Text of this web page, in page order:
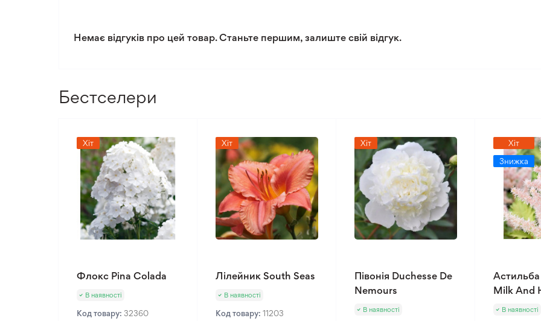
Немає відгуків про цей товар. Станьте першим, залиште свій відгук.
Бестселери
Хіт
Флокс Pina Colada
В наявності
Код товару: 32360
Хіт
Лілейник South Seas
В наявності
Код товару: 11203
Хіт
Півонія Duchesse De
Nemours
В наявності
Хіт
Знижка
Milk And
В наявності